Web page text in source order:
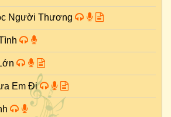
Người Thương
Em Đi